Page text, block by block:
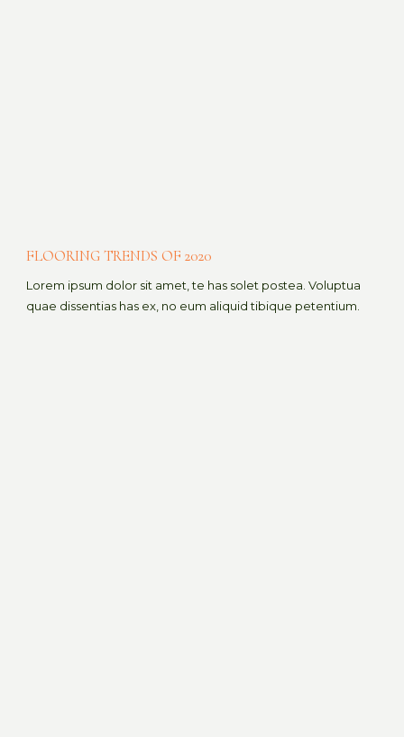
FLOORING TRENDS OF 2020
Lorem ipsum dolor sit amet, te has solet postea. Voluptua
quae dissentias has ex, no eum aliquid tibique petentium.